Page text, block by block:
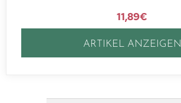
11,89€
ARTIKEL ANZEIGEN